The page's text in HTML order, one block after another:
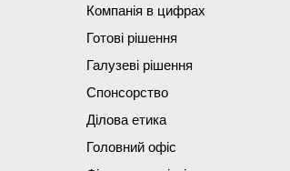
Компанія в цифрах
Готові рішення
Галузеві рішення
Спонсорство
Ділова етика
Головний офіс